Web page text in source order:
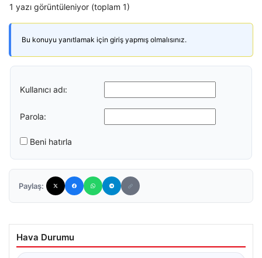
1 yazı görüntüleniyor (toplam 1)
Bu konuyu yanıtlamak için giriş yapmış olmalısınız.
Kullanıcı adı:
Parola:
Beni hatırla
Paylaş:
Hava Durumu